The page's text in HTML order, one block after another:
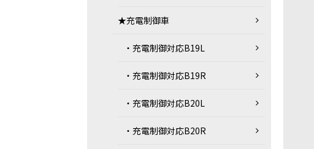
★充電制御車
・充電制御対応B19L
・充電制御対応B19R
・充電制御対応B20L
・充電制御対応B20R